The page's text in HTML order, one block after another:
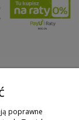
poprawne